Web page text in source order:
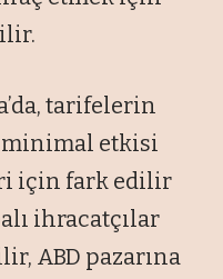
tarifelerin
minimal etkisi
için fark edilir
ihracatçılar
ABD pazarına